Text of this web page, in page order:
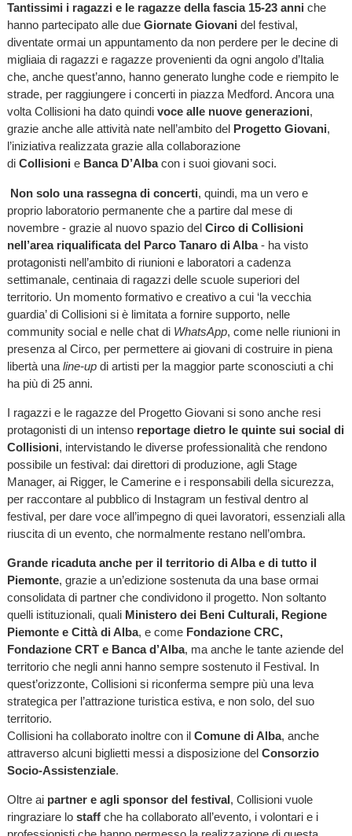
Tantissimi i ragazzi e le ragazze della fascia 15-23 anni che
hanno partecipato alle due Giornate Giovani del festival,
diventate ormai un appuntamento da non perdere per le decine di
migliaia di ragazzi e ragazze provenienti da ogni angolo d’Italia
che, anche quest’anno, hanno generato lunghe code e riempito le
strade, per raggiungere i concerti in piazza Medford. Ancora una
volta Collisioni ha dato quindi voce alle nuove generazioni,
grazie anche alle attività nate nell’ambito del Progetto Giovani,
l’iniziativa realizzata grazie alla collaborazione
di Collisioni e Banca D’Albacon i suoi giovani soci.
Non solo una rassegna di concerti, quindi, ma un vero e
proprio laboratorio permanente che a partire dal mese di
novembre - grazie al nuovo spazio del Circo di Collisioni
nell’area riqualificata del Parco Tanaro di Alba- ha visto
protagonisti nell’ambito di riunioni e laboratori a cadenza
settimanale, centinaia di ragazzi delle scuole superiori del
territorio. Un momento formativo e creativo a cui ‘la vecchia
guardia’ di Collisioni si è limitata a fornire supporto, nelle
community social e nelle chat di WhatsApp, come nelle riunioni in
presenza al Circo, per permettere ai giovani di costruire in piena
libertà una line-updi artisti per la maggior parte sconosciuti a chi
ha più di 25 anni.
I ragazzi e le ragazze del Progetto Giovani si sono anche resi
protagonisti di un intenso reportage dietro le quinte sui social di
Collisioni, intervistando le diverse professionalità che rendono
possibile un festival: dai direttori di produzione, agli Stage
Manager, ai Rigger, le Camerine e i responsabili della sicurezza,
per raccontare al pubblico di Instagram un festival dentro al
festival, per dare voce all’impegno di quei lavoratori, essenziali alla
riuscita di un evento, che normalmente restano nell’ombra.
Grande ricaduta anche per il territorio di Alba e di tutto il
Piemonte, grazie a un’edizione sostenuta da una base ormai
consolidata di partner che condividono il progetto. Non soltanto
quelli istituzionali, quali Ministero dei Beni Culturali, Regione
Piemonte e Città di Alba, e come Fondazione CRC,
Fondazione CRT e Banca d’Alba, ma anche le tante aziende del
territorio che negli anni hanno sempre sostenuto il Festival. In
quest’orizzonte, Collisioni si riconferma sempre più una leva
strategica per l’attrazione turistica estiva, e non solo, del suo
territorio.
Collisioni ha collaborato inoltre con il Comune di Alba, anche
attraverso alcuni biglietti messi a disposizione del Consorzio
Socio-Assistenziale.
Oltre ai partner e agli sponsor del festival, Collisioni vuole
ringraziare lo staffche ha collaborato all’evento, i volontari e i